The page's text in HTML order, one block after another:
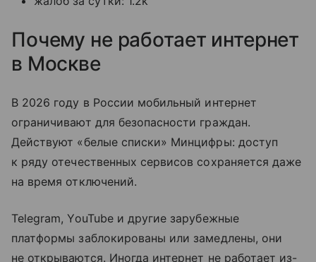
Почему не работает интернет
в Москве
В 2026 году в России мобильный интернет
ограничивают для безопасности граждан.
Действуют «белые списки» Минцифры: доступ
к ряду отечественных сервисов сохраняется даже
на время отключений.
Telegram, YouTube и другие зарубежные
платформы заблокированы или замедлены, они
не открываются. Иногда интернет не работает из-